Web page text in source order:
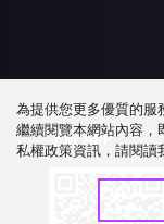
下載 APP
為提供您更多優質的
繼續閱覽本網站內容
私權政策資訊，請閱讀